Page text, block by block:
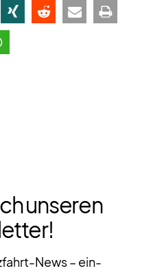
unseren
News – ein-